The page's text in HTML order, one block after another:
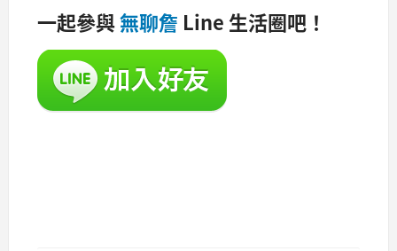
一起參與無聊詹 Line 生活圈吧！